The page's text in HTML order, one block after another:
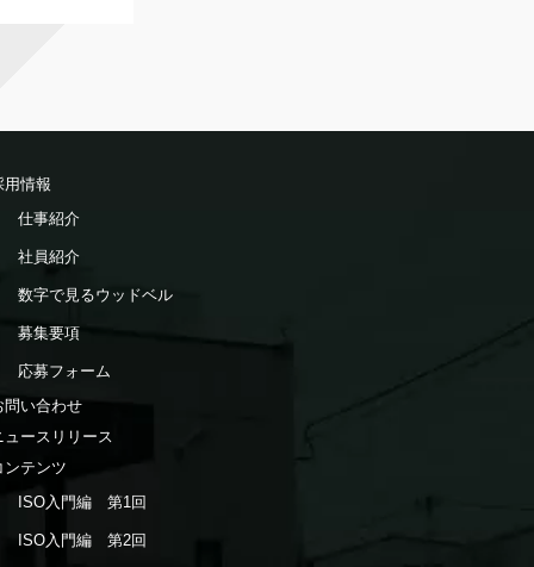
用情報
仕事紹介
社員紹介
数字で見るウッドベル
募集要項
応募フォーム
問い合わせ
ュースリリース
ンテンツ
ISO入門編 第1回
ISO入門編 第2回